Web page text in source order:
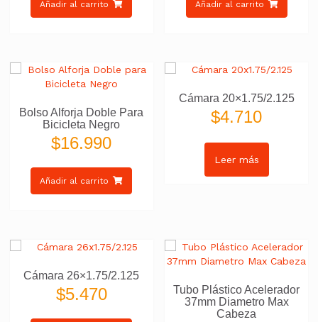
Añadir al carrito Añadir al carrito
Bolso Alforja Doble Para
Bicicleta Negro
$16.990
Añadir al carrito
Cámara 20×1.75/2.125
$4.710
Leer más
Cámara 26×1.75/2.125
$5.470
Tubo Plástico Acelerador
37mm Diametro Max
Cabeza